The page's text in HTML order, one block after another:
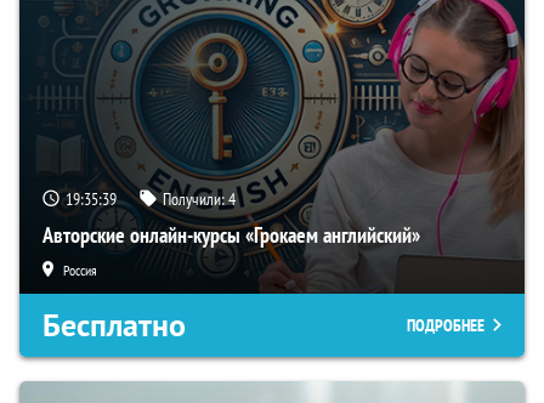
19:35:38 Получили:4
Авторские онлайн-курсы «Грокаем английский»
Россия
Бесплатно ПОДРОБНЕЕ